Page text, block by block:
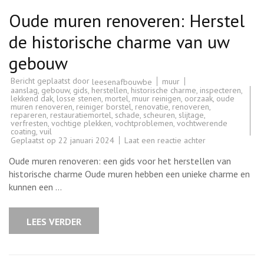
Oude muren renoveren: Herstel
de historische charme van uw
gebouw
Bericht geplaatst door leesenafbouwbe
muur
aanslag, gebouw, gids, herstellen, historische charme, inspecteren,
lekkend dak, losse stenen, mortel, muur reinigen, oorzaak, oude
muren renoveren, reiniger borstel, renovatie,renoveren,
repareren, restauratiemortel, schade, scheuren, slijtage,
verfresten, vochtige plekken, vochtproblemen, vochtwerende
coating, vuil
Geplaatst op 22 januari 2024 Laat een reactie achterop
renoveren:
Herstel
Oude muren renoveren: een gids voor het herstellen van
historische charme Oude muren hebben een unieke charme en
kunnen een …
LEES VERDER